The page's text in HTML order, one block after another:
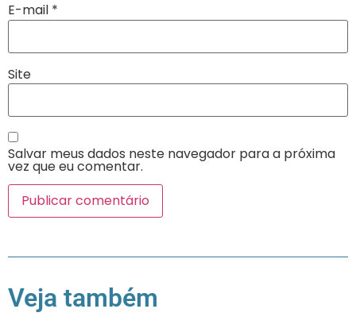
E-mail *
Site
Salvar meus dados neste navegador para a próxima
vez que eu comentar.
Veja também